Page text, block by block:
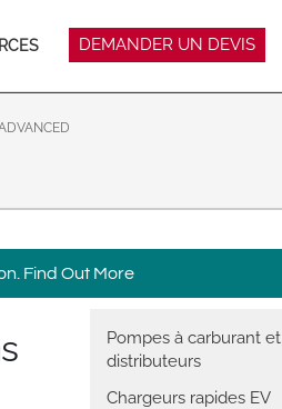
Español
Magyar
Norsk
Srpski
East Asia
DEMANDER UN DEVIS
Recherche
Find Out More
Main
navigation
Pompes à carburant et
distributeurs
Chargeurs rapides EV